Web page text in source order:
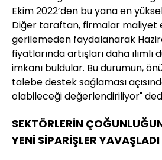
Ekim 2022’den bu yana en
Diğer taraftan, firmalar maliyet
gerilemeden faydalanarak
fiyatlarında artışları daha
imkanı buldular. Bu durumun,
talebe destek sağlaması
olabileceği değerlendiriliyor"
SEKTÖRLERİN
YENİ SİPARİŞLER YAVAŞLADI